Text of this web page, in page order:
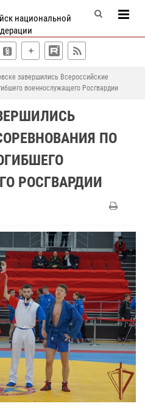
национальной
завершились Всероссийские
военнослужащего Росгвардии
ПО
РОСГВАРДИИ